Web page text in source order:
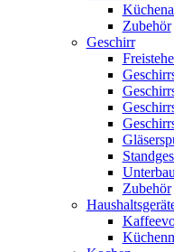
Zubehör
Geschirr
Zubehör